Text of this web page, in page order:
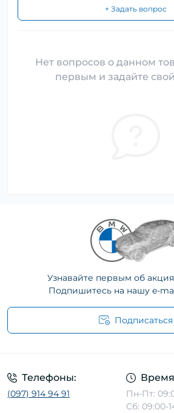
+ Задать вопрос
Нет вопросов о данном
первым и задайте
Узнавайте первым об
Подпишитесь на нашу e-
Подписаться
Телефоны:
(097) 914 94 91
Пн-Пт:
Сб: 09:00-